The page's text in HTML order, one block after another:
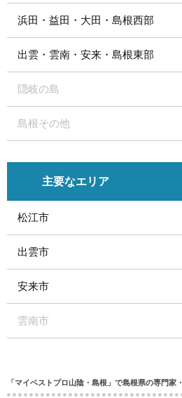
浜田・益田・大田・島根西部
出雲・雲南・安来・島根東部
隠岐の島
島根その他
主要なエリア
松江市
出雲市
安来市
雲南市
「マイベストプロ山陰・島根」で島根県の専門家